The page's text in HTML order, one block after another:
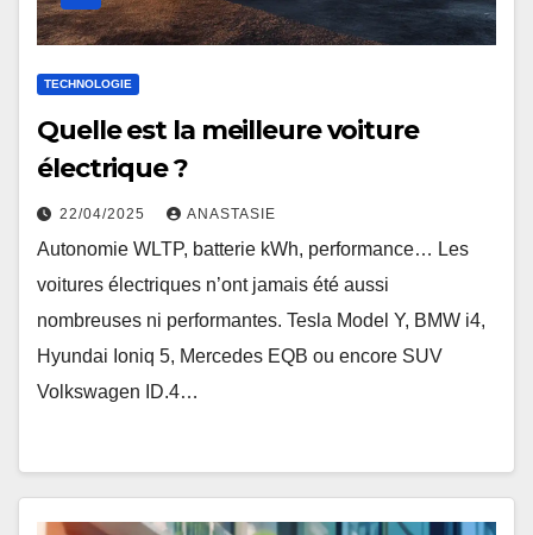
TECHNOLOGIE
Quelle est la meilleure voiture
électrique ?
22/04/2025 ANASTASIE
Autonomie WLTP, batterie kWh, performance… Les
voitures électriques n’ont jamais été aussi
nombreuses ni performantes. Tesla Model Y, BMW i4,
Hyundai Ioniq 5, Mercedes EQB ou encore SUV
Volkswagen ID.4…